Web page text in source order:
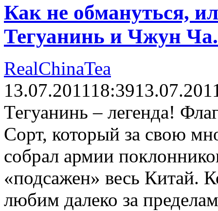
Как не обмануться,
Тегуанинь и Чжун Ча.
RealChinaTea
13.07.201118:39
Тегуанинь – легенда!
Сорт, который за свою
собрал армии
«подсажен» весь Китай.
любим далеко за